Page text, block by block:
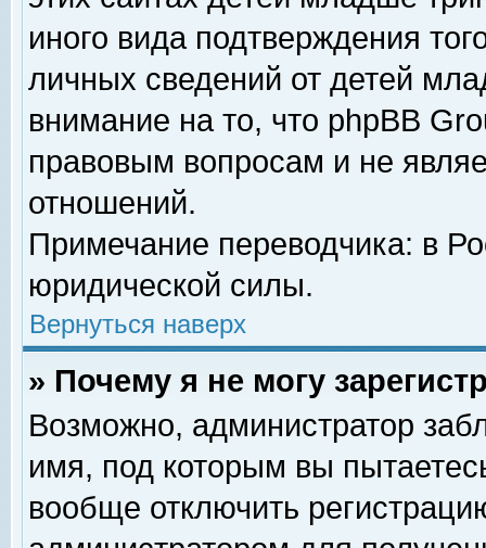
иного вида подтверждения
личных сведений от детей
внимание на то, что phpBB
правовым вопросам и не
отношений.
Примечание переводчика: в
юридической силы.
Вернуться наверх
» Почему я не могу
Возможно, администратор
имя, под которым вы
вообще отключить